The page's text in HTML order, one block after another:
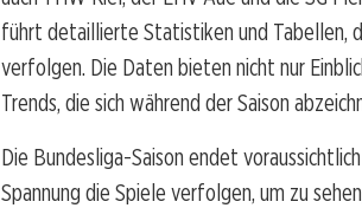
führt detaillierte Statistiken und Tabellen,
verfolgen. Die Daten bieten nicht nur
Trends, die sich während der Saison
Die Bundesliga-Saison endet
Spannung die Spiele verfolgen, um zu